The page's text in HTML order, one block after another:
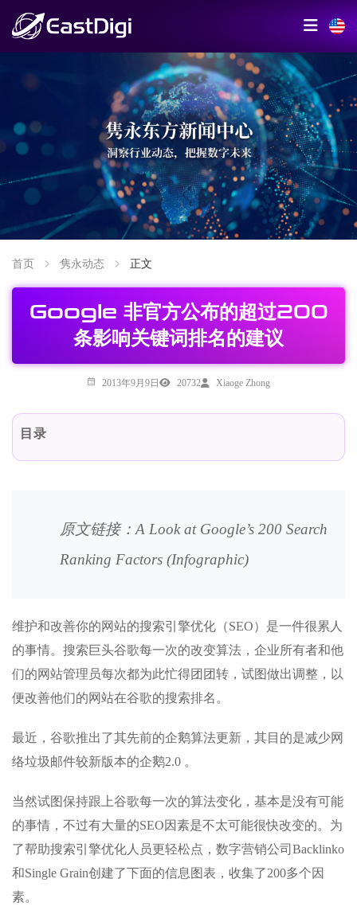
首页 隽永动态 正文
Google 非官方公布的超过200
条影响关键词排名的建议
2013年9月9日 20732 Xiaoge Zhong
目录
原文链接： A Look at Google’s 200 Search
Ranking Factors (Infographic)
维护和改善你的网站的搜索引擎优化（SEO）是一件很累人
的事情。搜索巨头谷歌每一次的改变算法，企业所有者和他
们的网站管理员每次都为此忙得团团转，试图做出调整，以
便改善他们的网站在谷歌的搜索排名。
最近，谷歌推出了其先前的企鹅算法更新，其目的是减少网
络垃圾邮件较新版本的企鹅2.0 。
当然试图保持跟上谷歌每一次的算法变化，基本是没有可能
的事情，不过有大量的SEO因素是不太可能很快改变的。为
了帮助搜索引擎优化人员更轻松点，数字营销公司Backlinko
和Single Grain创建了下面的信息图表，收集了200多个因
素。